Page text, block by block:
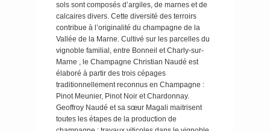
souple et en
rondeur en
bouche avec
des parfums
de fruits mûrs.
Cette cuvée
vous
accompagnera
tout au long du
sols sont composés d’argiles, de marnes et de
calcaires divers. Cette diversité des terroirs
contribue à l’originalité du champagne de la
Vallée de la Marne. Cultivé sur les parcelles du
vignoble familial, entre Bonneil et Charly-sur-
Marne , le Champagne Christian Naudé est
élaboré à partir des trois cépages
traditionnellement reconnus en Champagne :
Pinot Meunier, Pinot Noir et Chardonnay.
Geoffroy Naudé et sa sœur Magali maitrisent
toutes les étapes de la production de